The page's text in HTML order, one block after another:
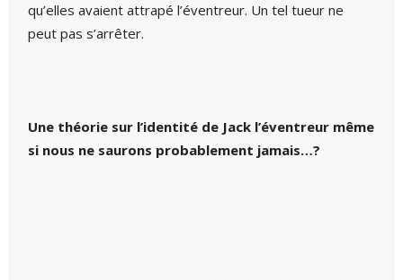
qu’elles avaient attrapé l’éventreur. Un tel tueur ne
peut pas s’arrêter.
Une théorie sur l’identité de Jack l’éventreur même
si nous ne saurons probablement jamais…?